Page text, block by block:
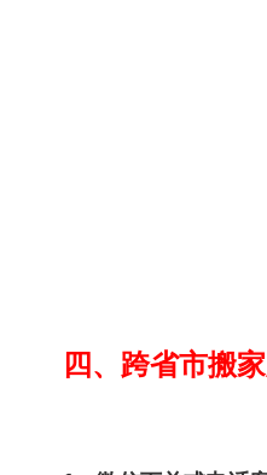
四、跨省市搬